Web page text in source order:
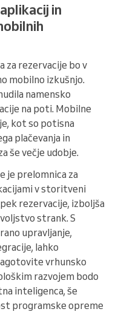
in
za rezervacije bo v
mobilno izkušnjo.
namensko
na poti. Mobilne
kot so potisna
plačevanja in
še večje udobje.
je prelomnica za
v storitveni
rezervacije, izboljša
strank. S
upravljanje,
lahko
vrhunsko
razvojem bodo
inteligenca, še
programske opreme